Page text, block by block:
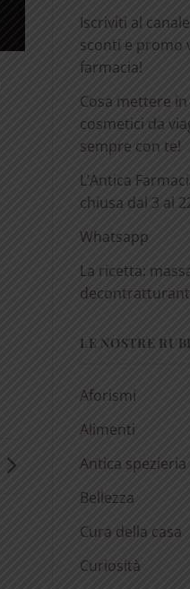
Iscriviti al
sconti e promo
farmacia!
Cosa mettere in
cosmetici da
sempre con te!
L’Antica
chiusa dal 3 al
Whatsapp
La ricetta:
LE NOSTRE
Aforismi
Alimenti
Antica spezieria
Bellezza
Cura della casa
Curiosità